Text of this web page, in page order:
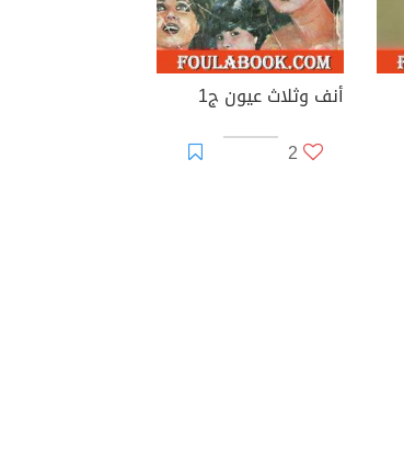
أنف وثلاث عيون ج1
2